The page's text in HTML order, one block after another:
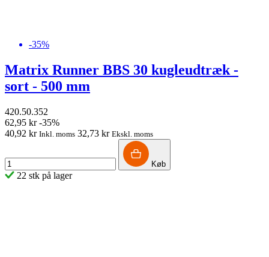
-35%
Matrix Runner BBS 30 kugleudtræk -
sort - 500 mm
420.50.352
62,95 kr -35%
40,92 kr Inkl. moms 32,73 kr Ekskl. moms
Køb
22 stk på lager